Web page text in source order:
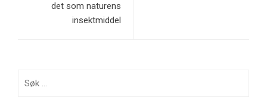
det som naturens
insektmiddel
etter: